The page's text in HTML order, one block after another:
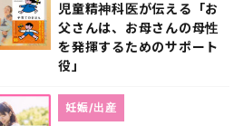
児童精神科医が伝える「お
父さんは、お母さんの母性
を発揮するためのサポート
役」
妊娠/出産